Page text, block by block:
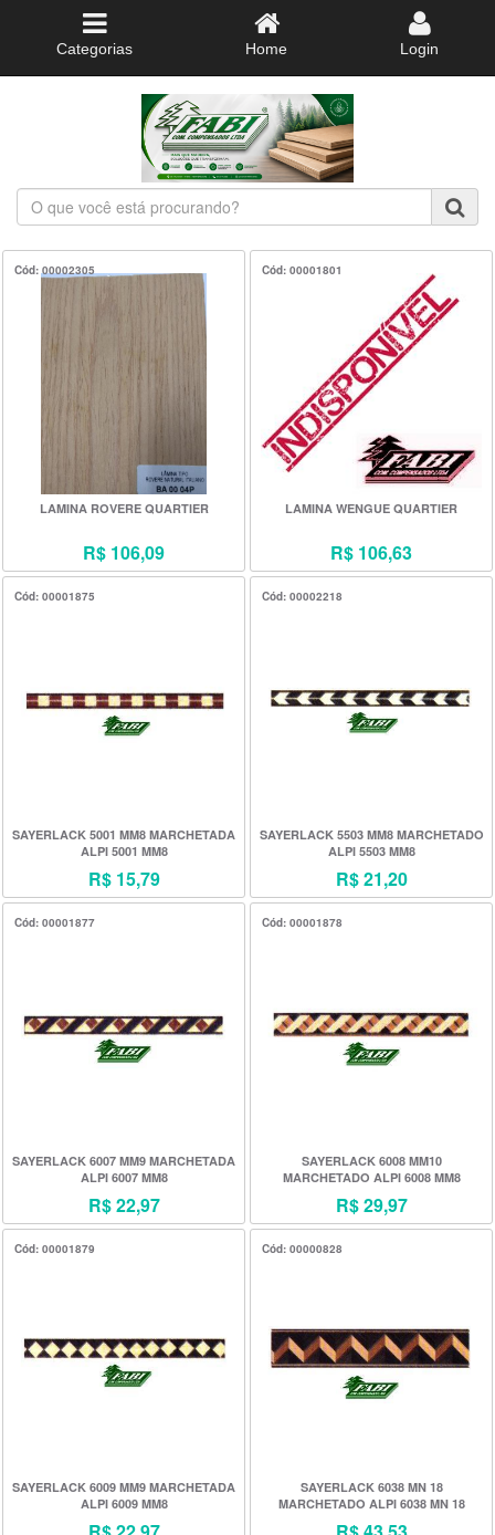
Categorias Home Login
O
que
está
procurando?
Cód: 00002305
LAMINA ROVERE QUARTIER
R$ 106,09
Cód: 00001801
LAMINA WENGUE QUARTIER
R$ 106,63
Cód: 00001875
SAYERLACK 5001 MM8 MARCHETADA
ALPI 5001 MM8
R$ 15,79
Cód: 00002218
SAYERLACK 5503 MM8 MARCHETADO
ALPI 5503 MM8
R$ 21,20
Cód: 00001877
SAYERLACK 6007 MM9 MARCHETADA
ALPI 6007 MM8
R$ 22,97
Cód: 00001878
SAYERLACK 6008 MM10
MARCHETADO ALPI 6008 MM8
R$ 29,97
Cód: 00001879
SAYERLACK 6009 MM9 MARCHETADA
ALPI 6009 MM8
Cód: 00000828
SAYERLACK 6038 MN 18
MARCHETADO ALPI 6038 MN 18